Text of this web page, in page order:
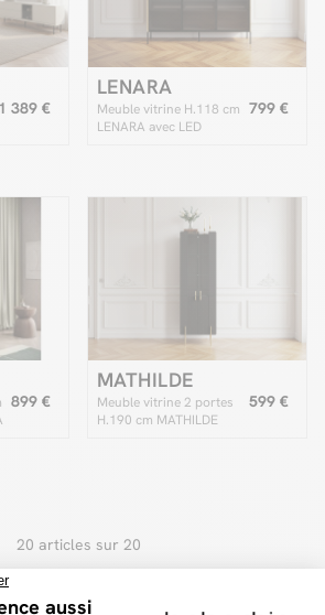
1 389 €
LENARA
Meuble vitrine H.118 cm
LENARA avec LED
799 €
899 €
MATHILDE
Meuble vitrine 2 portes
H.190 cm MATHILDE
599 €
20 articles sur 20